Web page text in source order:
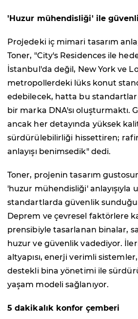
'Huzur mühendisliği' ile
Projedeki iç mimari tasarım
Toner, "City's Residences ile
İstanbul'da değil, New York ve
metropollerdeki lüks konut
edebilecek, hatta bu
bir marka DNA'sı oluşturmaktı.
ancak her detayında yüksek
sürdürülebilirliği hissettiren;
anlayışı benimsedik" dedi.
Toner, projenin tasarım
'huzur mühendisliği' anlayışıyla
standartlarda güvenlik
Deprem ve çevresel faktörlere
prensibiyle tasarlanan binalar,
huzur ve güvenlik vadediyor.
altyapısı, enerji verimli
destekli bina yönetimi ile
yaşam modeli sağlanıyor.
5 dakikalık konfor çemberi